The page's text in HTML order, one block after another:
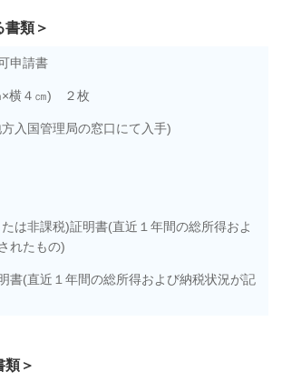
書類＞
申請書
×横４㎝) ２枚
方入国管理局の窓口にて入手)
たは非課税)証明書(直近１年間の総所得およ
れたもの)
書(直近１年間の総所得および納税状況が記
類＞